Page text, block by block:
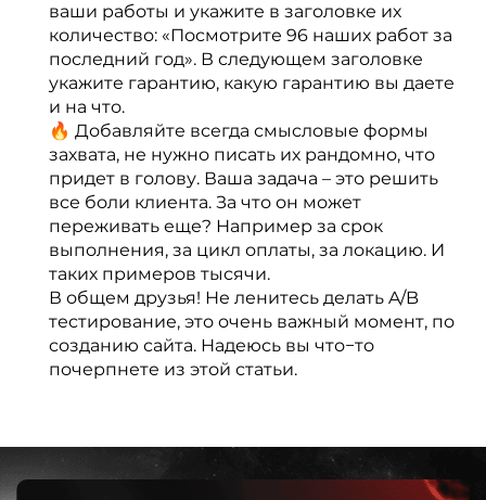
ваши работы и укажите в заголовке их
количество: «Посмотрите 96 наших работ за
последний год». В следующем заголовке
укажите гарантию, какую гарантию вы даете
и на что.
🔥 Добавляйте всегда смысловые формы
захвата, не нужно писать их рандомно, что
придет в голову. Ваша задача – это решить
все боли клиента. За что он может
переживать еще? Например за срок
выполнения, за цикл оплаты, за локацию. И
таких примеров тысячи.
В общем друзья! Не ленитесь делать A/B
тестирование, это очень важный момент, по
созданию сайта. Надеюсь вы что−то
почерпнете из этой статьи.